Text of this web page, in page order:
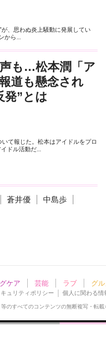
、思わぬ炎上騒動に発展してい
から...
も…松本潤「ア
道も懸念され
発”とは
て報じた。松本はアイドルをプロ
ドル活動だ...
蒼井優
中島歩
ケア 芸能 ラブ グル
ュリティポリシー 個人に関わる情
等のすべてのコンテンツの無断複写・転載